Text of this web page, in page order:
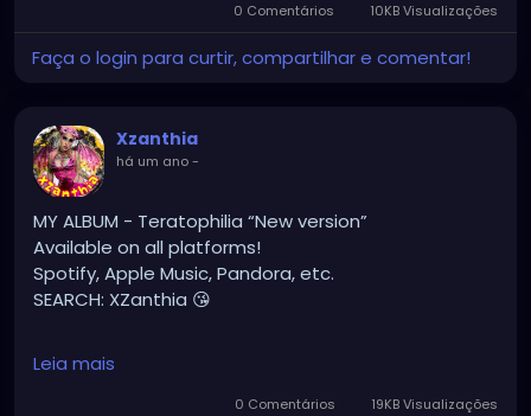
#pastelgoth#goth
https://youtu.be/2a2DdgL2HIg
0 Comentários 10KB Visualizações
Faça o login para curtir, compartilhar e comentar!
Xzanthia
há um ano-
MY ALBUM - Teratophilia “New version”
Available on all platforms!
Spotify, Apple Music, Pandora, etc.
SEARCH: XZanthia 😘
⚠️ Please add
INSTAGRAM.com/xzanthia.official.profile
Leia mais
0 Comentários 19KB Visualizações